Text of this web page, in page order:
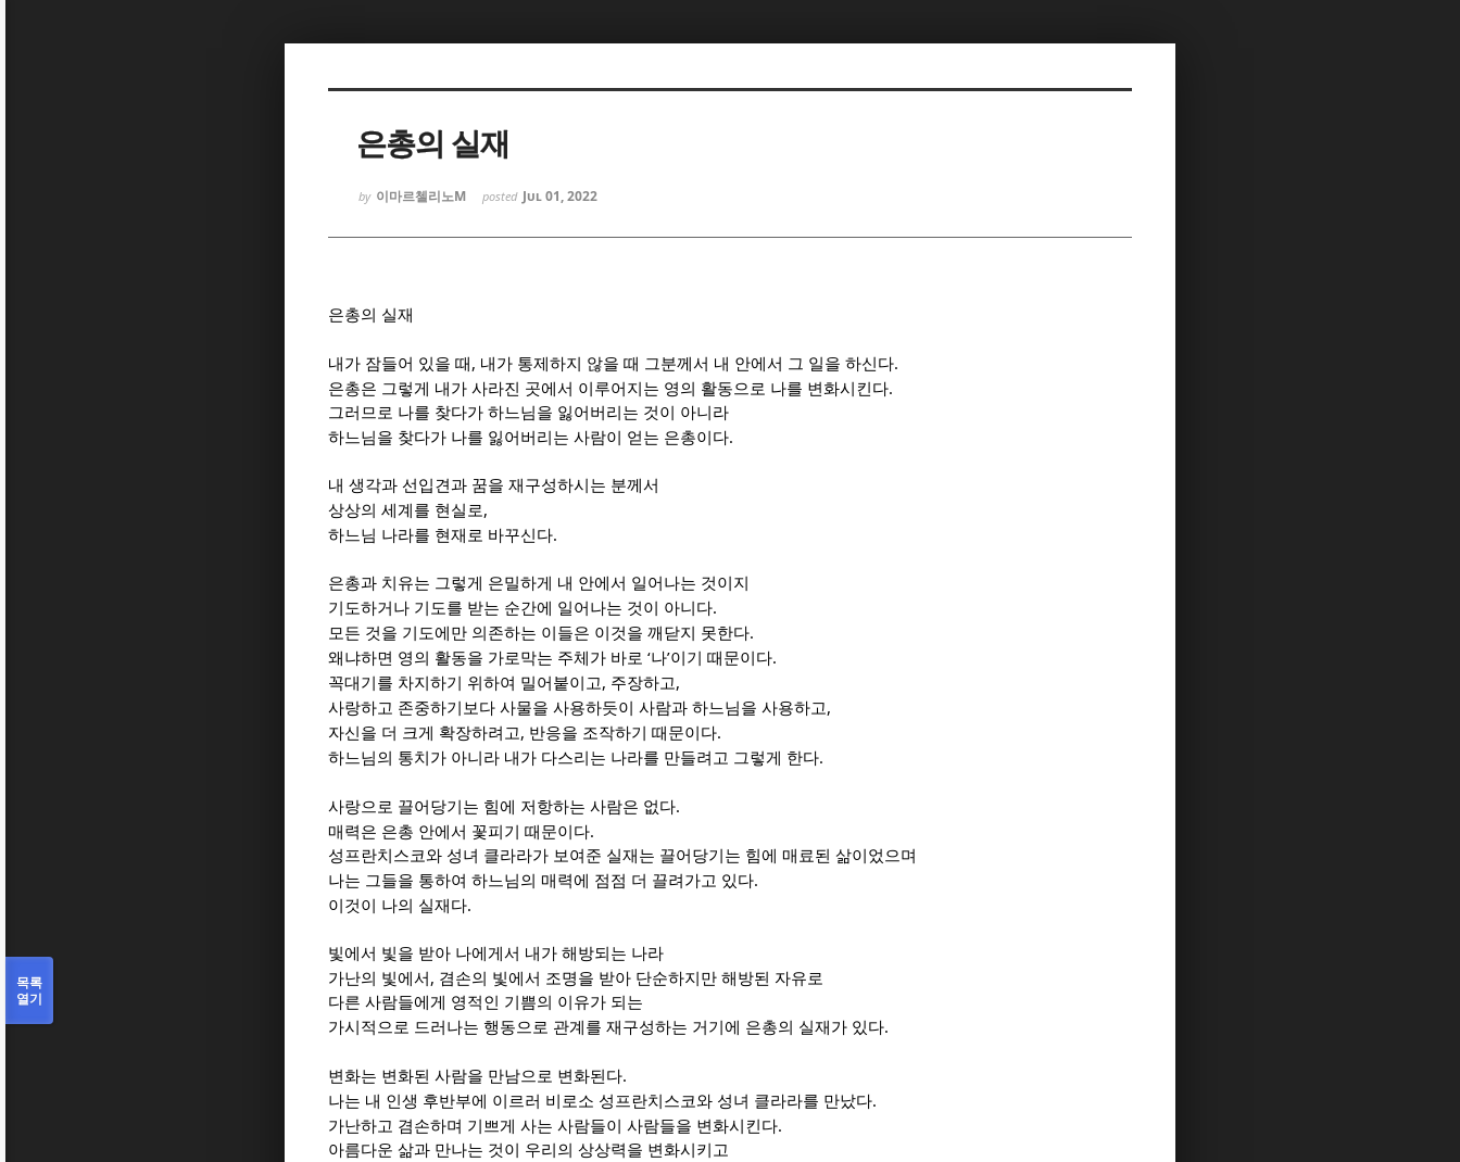
은총의 실재
by 이마르첼리노M posted Jul 01, 2022
은총의 실재
내가 잠들어 있을 때 , 내가 통제하지 않을 때 그분께서 내 안에서 그 일을 하신다.
은총은 그렇게 내가 사라진 곳에서 이루어지는 영의 활동으로 나를 변화시킨다.
그러므로 나를 찾다가 하느님을 잃어버리는 것이 아니라
하느님을 찾다가 나를 잃어버리는 사람이 얻는 은총이다.
내 생각과 선입견과 꿈을 재구성하시는 분께서
상상의 세계를 현실로,
하느님 나라를 현재로 바꾸신다.
은총과 치유는 그렇게 은밀하게 내 안에서 일어나는 것이지
기도하거나 기도를 받는 순간에 일어나는 것이 아니다.
모든 것을 기도에만 의존하는 이들은 이것을 깨닫지 못한다.
왜냐하면 영의 활동을 가로막는 주체가 바로 ‘나’이기 때문이다.
꼭대기를 차지하기 위하여 밀어붙이고, 주장하고,
사랑하고 존중하기보다 사물을 사용하듯이 사람과 하느님을 사용하고,
자신을 더 크게 확장하려고, 반응을 조작하기 때문이다.
하느님의 통치가 아니라 내가 다스리는 나라를 만들려고 그렇게 한다.
사랑으로 끌어당기는 힘에 저항하는 사람은 없다.
매력은 은총 안에서 꽃피기 때문이다.
성프란치스코와 성녀 클라라가 보여준 실재는 끌어당기는 힘에 매료된 삶이었으며
나는 그들을 통하여 하느님의 매력에 점점 더 끌려가고 있다.
이것이 나의 실재다.
빛에서 빛을 받아 나에게서 내가 해방되는 나라
가난의 빛에서 , 겸손의 빛에서 조명을 받아 단순하지만 해방된 자유로
다른 사람들에게 영적인 기쁨의 이유가 되는
가시적으로 드러나는 행동으로 관계를 재구성하는 거기에 은총의 실재가 있다.
변화는 변화된 사람을 만남으로 변화된다.
나는 내 인생 후반부에 이르러 비로소 성프란치스코와 성녀 클라라를 만났다.
가난하고 겸손하며 기쁘게 사는 사람들이 사람들을 변화시킨다.
아름다운 삶과 만나는 것이 우리의 상상력을 변화시키고
목록
열기
Sketchbook5, 스케치북5
Sketchbook5, 스케치북5